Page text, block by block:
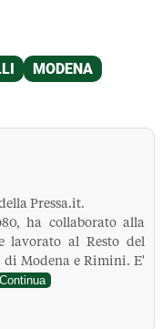
Pressa.it.
ha collaborato alla
lavorato al Resto del
Modena e Rimini. E'
Continua